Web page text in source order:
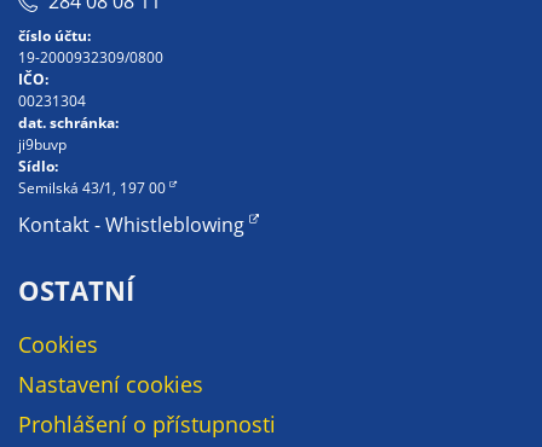
číslo účtu:
19-2000932309/0800
IČO:
00231304
dat. schránka:
ji9buvp
Sídlo:
Semilská 43/1, 197 00
Kontakt - Whistleblowing
OSTATNÍ
Cookies
Nastavení cookies
Prohlášení o přístupnosti